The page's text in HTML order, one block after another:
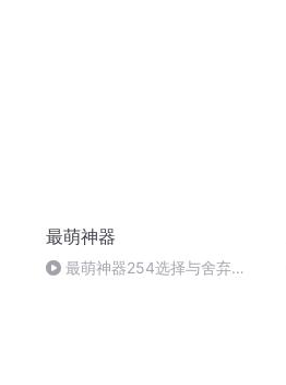
最萌神器
最萌神器254选择与舍弃